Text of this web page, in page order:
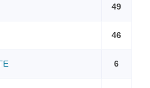
49
46
6